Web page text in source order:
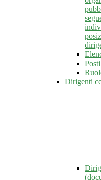
Dirigenti